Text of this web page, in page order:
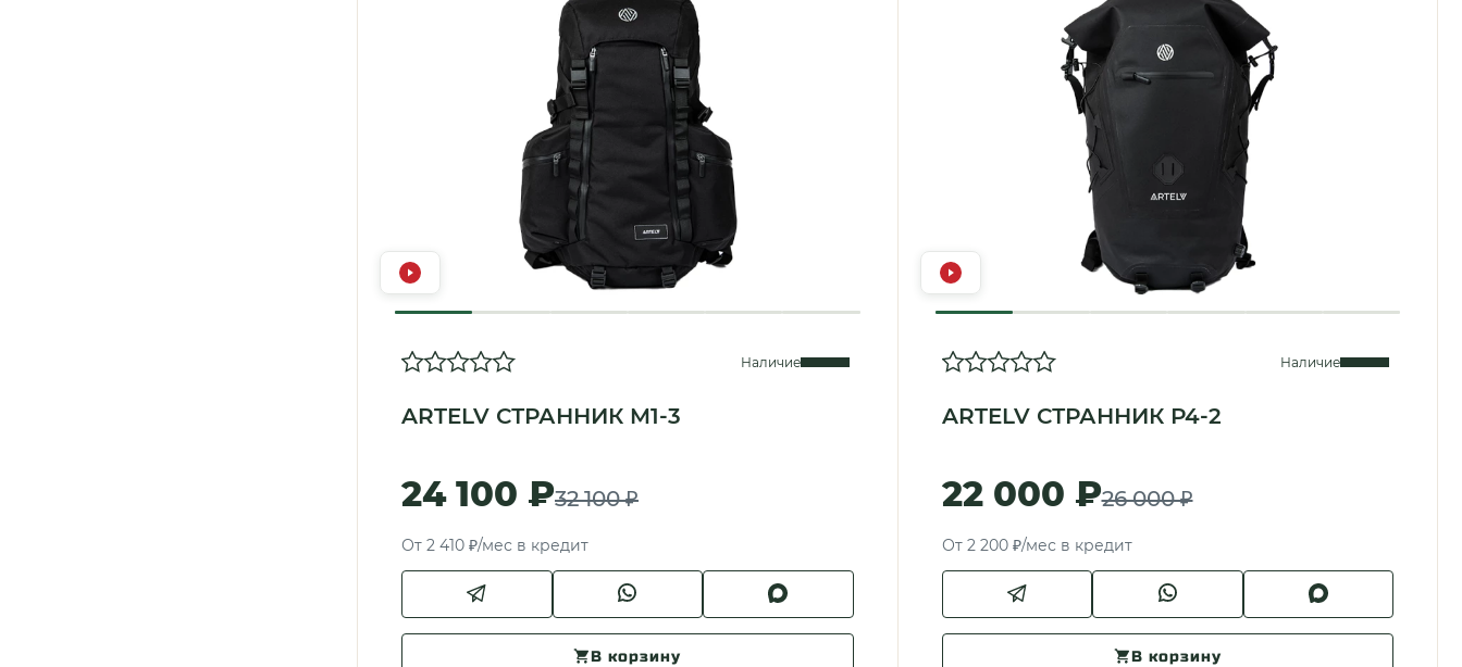
Наличие
ARTELV СТРАННИК M1-3
24 100 ₽32 100 ₽
От 2 410 ₽/мес в кредит
В корзину
Наличие
ARTELV СТРАННИК Р4-2
22 000 ₽26 000 ₽
От 2 200 ₽/мес в кредит
В корзину